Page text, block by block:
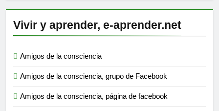
Vivir y aprender, e-aprender.net
Amigos de la consciencia
Amigos de la consciencia, grupo de Facebook
Amigos de la consciencia, página de facebook